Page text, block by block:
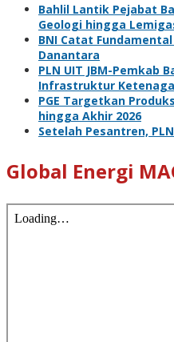
Bahlil Lantik Pejabat
Geologi hingga
BNI Catat
Danantara
PLN UIT JBM-Pemkab
Infrastruktur
PGE Targetkan
hingga Akhir 2026
Setelah Pesantren,
Global Energi